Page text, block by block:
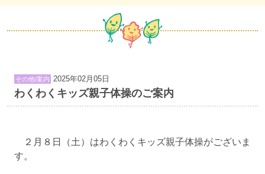
その他/案内 2025年02月05日
わくわくキッズ親子体操のご案内
２月８日（土）はわくわくキッズ親子体操がございま
す。